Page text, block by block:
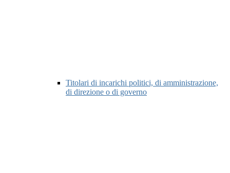
Titolari di incarichi politici, di amministrazione,
di direzione o di governo